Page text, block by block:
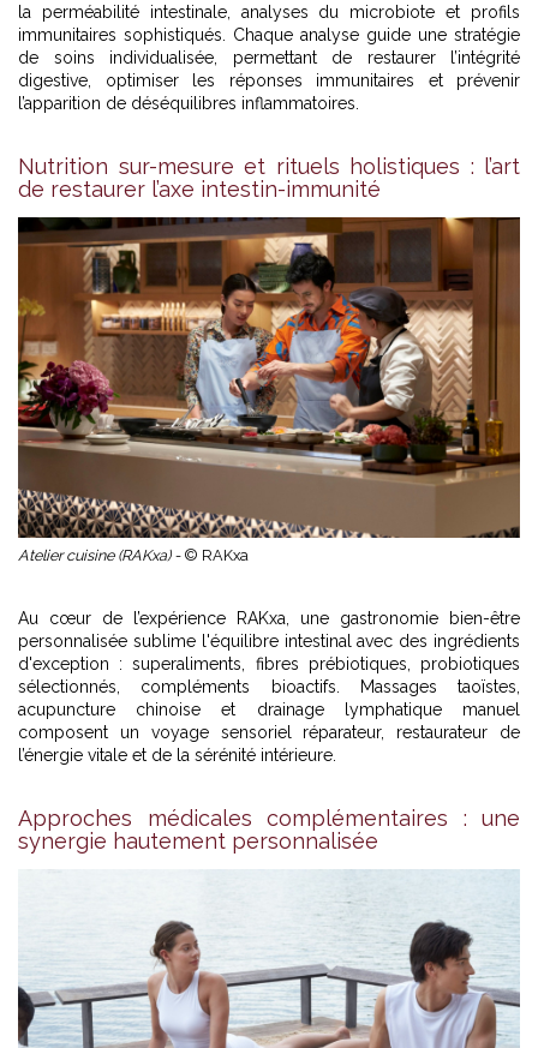
la perméabilité intestinale, analyses du microbiote et profils
immunitaires sophistiqués. Chaque analyse guide une stratégie
de soins individualisée, permettant de restaurer l’intégrité
digestive, optimiser les réponses immunitaires et prévenir
l’apparition de déséquilibres inflammatoires.
Nutrition sur-mesure et rituels holistiques : l’art
de restaurer l’axe intestin-immunité
Atelier cuisine (RAKxa) - © RAKxa
Au cœur de l’expérience RAKxa, une gastronomie bien-être
personnalisée sublime l'équilibre intestinal avec des ingrédients
d'exception : superaliments, fibres prébiotiques, probiotiques
sélectionnés, compléments bioactifs. Massages taoïstes,
acupuncture chinoise et drainage lymphatique manuel
composent un voyage sensoriel réparateur, restaurateur de
l’énergie vitale et de la sérénité intérieure.
Approches médicales complémentaires : une
synergie hautement personnalisée